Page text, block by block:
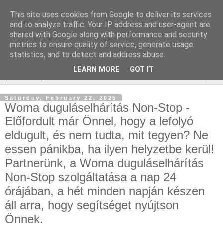
Online Marketing
gurtnicsere
Saturday, February 22, 2025
Woma duguláselhárítás Non-Stop -
Előfordult már Önnel, hogy a lefolyó
eldugult, és nem tudta, mit tegyen? Ne
essen pánikba, ha ilyen helyzetbe kerül!
Partnerünk, a Woma duguláselhárítás
Non-Stop szolgáltatása a nap 24
órájában, a hét minden napján készen
áll arra, hogy segítséget nyújtson
Önnek.
This site uses cookies from Google to deliver its services
and to analyze traffic. Your IP address and user-agent are
shared with Google along with performance and security
metrics to ensure quality of service, generate usage
statistics, and to detect and address abuse.
LEARN MORE GOT IT